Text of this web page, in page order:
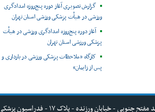
گزارش تصویری آغاز دوره پنج‌روزه امدادگری
ورزشی در هیأت پزشکی ورزشی استان تهران
آغاز دوره پنج‌روزه امدادگری ورزشی در هیأت
پزشکی ورزشی استان تهران
کارگاه «ملاحظات پزشکی ورزشی در بارداری و
پس از زایمان»
- خیابان ورزنده - پلاک ۱۷ - فدراسیون پزشکی ورزشی